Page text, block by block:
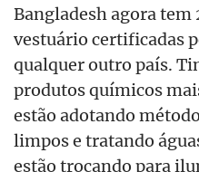
Bangladesh agora tem
vestuário certificadas
qualquer outro país.
produtos químicos
estão adotando
limpos e tratando
estão trocando para